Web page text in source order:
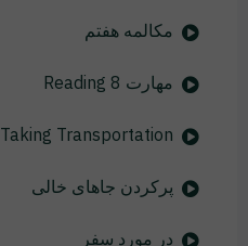
مکالمه هفتم
مهارت Reading 8
Taking Transportation
پرکردن جاهای خالی
در مورد سفر